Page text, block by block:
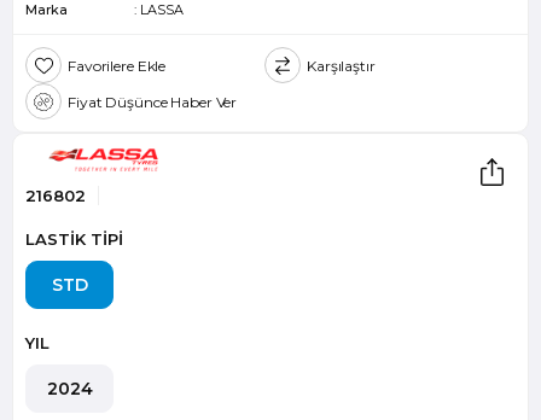
Marka
: LASSA
Favorilere Ekle
Karşılaştır
Fiyat Düşünce Haber Ver
216802
LASTİK TİPİ
STD
YIL
2024